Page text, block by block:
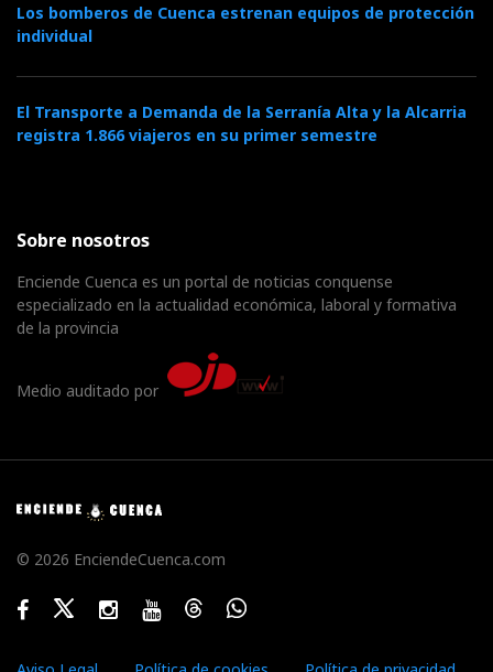
Los bomberos de Cuenca estrenan equipos de protección
individual
El Transporte a Demanda de la Serranía Alta y la Alcarria
registra 1.866 viajeros en su primer semestre
Sobre nosotros
Enciende Cuenca es un portal de noticias conquense
especializado en la actualidad económica, laboral y formativa
de la provincia
Medio auditado por
© 2026 EnciendeCuenca.com
FacebookTwitterInstagramYoutubeThreadsWhatsApp